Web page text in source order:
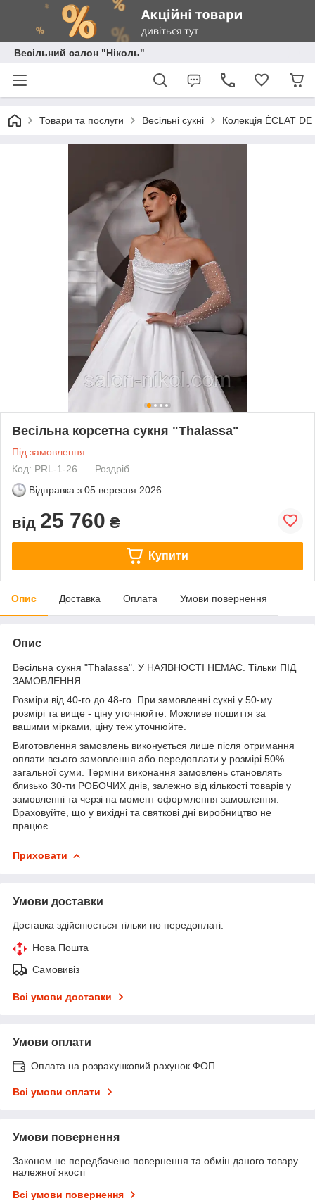
Весільний салон "Ніколь"
Товари та послуги Весільні сукні Колекція ÉCLAT
Весільна корсетна сукня "Thalassa"
Під замовлення
Код: PRL-1-26
Роздріб
Відправка з 05 вересня 2026
від 25 760 ₴
Купити
Опис Доставка Оплата Умови повернення
Опис
Весільна сукня "Thalassa". У НАЯВНОСТІ НЕМАЄ. Тільки ПІД
ЗАМОВЛЕННЯ.
Розміри від 40-го до 48-го. При замовленні сукні у 50-му
розмірі та вище - ціну уточнюйте. Можливе пошиття за
вашими мірками, ціну теж уточнюйте.
Виготовлення замовлень виконується лише після отримання
оплати всього замовлення або передоплати у розмірі 50%
загальної суми. Терміни виконання замовлень становлять
близько 30-ти РОБОЧИХ днів, залежно від кількості товарів у
замовленні та черзі на момент оформлення замовлення.
Враховуйте, що у вихідні та святкові дні виробництво не
працює.
Приховати
Умови доставки
Доставка здійснюється тільки по передоплаті.
Нова Пошта
Самовивіз
Всі умови доставки
Умови оплати
Оплата на розрахунковий рахунок ФОП
Всі умови оплати
Умови повернення
Законом не передбачено повернення та обмін даного товару
належної якості
Всі умови повернення